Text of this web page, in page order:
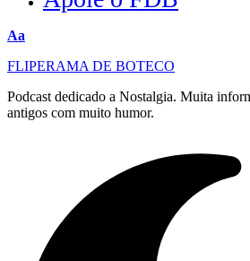
Redimensionar
Aa
FLIPERAMA DE BOTECO
Podcast dedicado a Nostalgia. Muita
antigos com muito humor.